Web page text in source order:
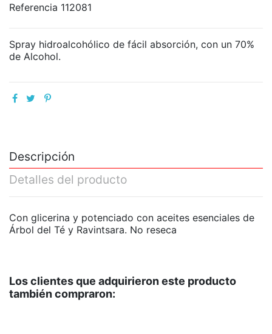
Referencia 112081
Spray hidroalcohólico de fácil absorción, con un 70%
de Alcohol.
Descripción
Detalles del producto
Con glicerina y potenciado con aceites esenciales de
Árbol del Té y Ravintsara. No reseca
Los clientes que adquirieron este producto
también compraron: